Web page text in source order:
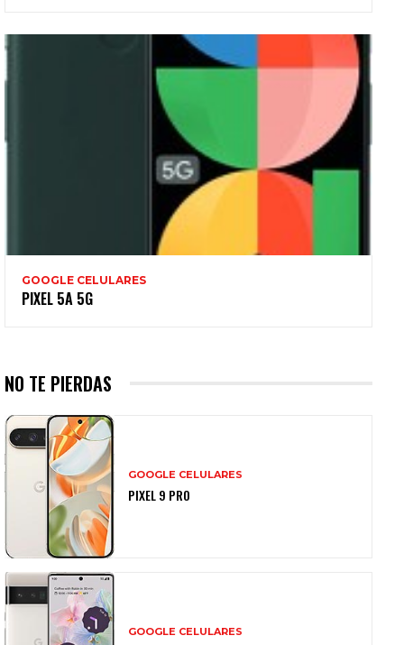
GOOGLE CELULARES
PIXEL 5A 5G
NO TE PIERDAS
GOOGLE CELULARES
PIXEL 9 PRO
GOOGLE CELULARES